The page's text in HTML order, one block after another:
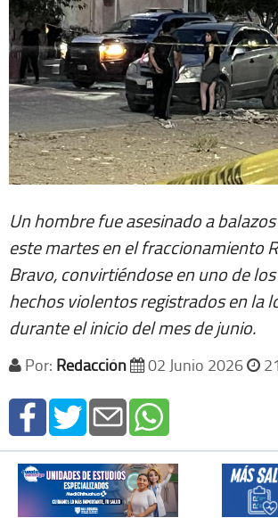
Un hombre fue asesinado a
este martes en el fraccionamiento
Bravo, convirtiéndose en uno de
hechos violentos registrados en la
durante el inicio del mes de junio.
Por: Redacción 02 Junio 2026